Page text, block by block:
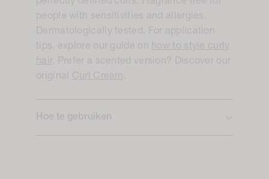
people with sensitivities and allergies.
Dermatologically tested. For application
tips, explore our guide on
how to style curly
hair . Prefer a scented version? Discover our
original Curl Cream .
Hoe te gebruiken